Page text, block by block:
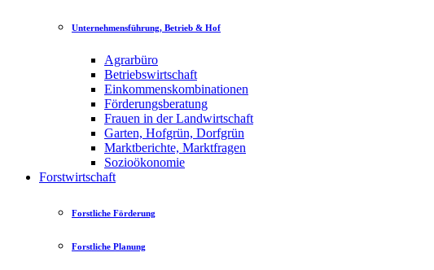
Unternehmensführung, Betrieb & Hof
Agrarbüro
Betriebswirtschaft
Einkommenskombinationen
Förderungsberatung
Frauen in der Landwirtschaft
Garten, Hofgrün, Dorfgrün
Marktberichte, Marktfragen
Sozioökonomie
Forstwirtschaft
Forstliche Förderung
Forstliche Planung